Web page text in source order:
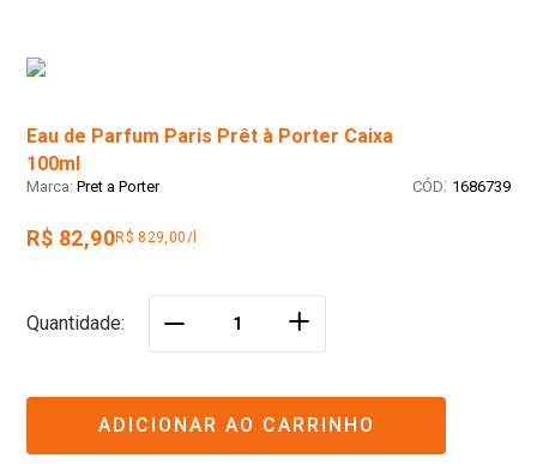
Eau de Parfum Paris Prêt à Porter Caixa
100ml
Pret a Porter : 1686739
R$ 82,90R$ 829,00/l
Quantidade ＋
ADICIONAR AO CARRINHO